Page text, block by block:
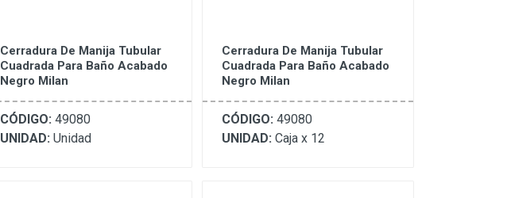
Cerradura De Manija Tubular
Cuadrada Para Baño Acabado
Negro Milan
CÓDIGO: 49080
UNIDAD: Unidad
Cerradura De Manija Tubular
Cuadrada Para Baño Acabado
Negro Milan
CÓDIGO: 49080
UNIDAD: Caja x 12